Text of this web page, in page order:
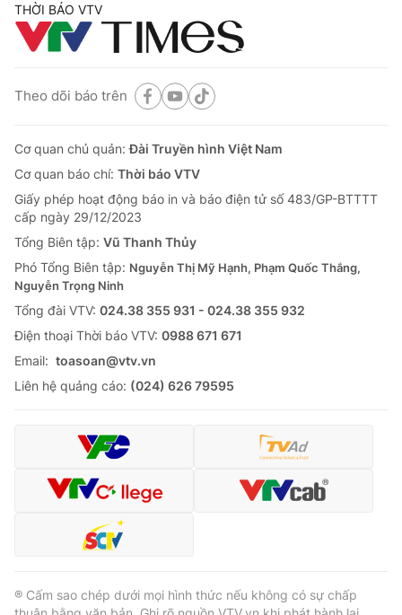
THỜI BÁO VTV
Theo dõi báo trên
Cơ quan chủ quản:Đài Truyền hình Việt Nam
Cơ quan báo chí: Thời báo VTV
Giấy phép hoạt động báo in và báo điện tử số 483/GP-BTTTT
cấp ngày 29/12/2023
Tổng Biên tập: Vũ Thanh Thủy
Phó Tổng Biên tập: Nguyễn Thị Mỹ Hạnh, Phạm Quốc Thắng,
Nguyễn Trọng Ninh
Tổng đài VTV: 024.38 355 931 - 024.38 355 932
Ðiện thoại Thời báo VTV: 0988 671 671
Email: toasoan@vtv.vn
Liên hệ quảng cáo: (024) 626 79595
® Cấm sao chép dưới mọi hình thức nếu không có sự chấp